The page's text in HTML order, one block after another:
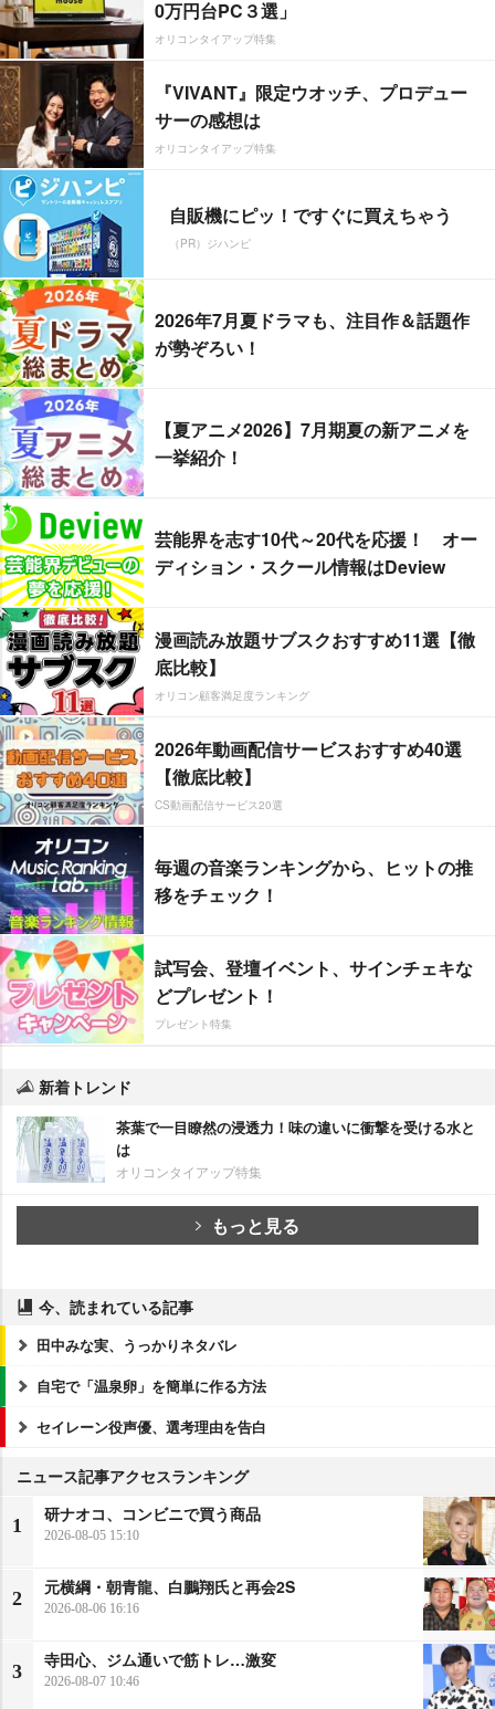
0万円台PC３選」
オリコンタイアップ特集
『VIVANT』限定ウオッチ、プロデュー
サーの感想は
オリコンタイアップ特集
自販機にピッ！ですぐに買えちゃう
（PR）ジハンピ
2026年7月夏ドラマも、注目作＆話題作
が勢ぞろい！
【夏アニメ2026】7月期夏の新アニメを
一挙紹介！
芸能界を志す10代～20代を応援！ オー
ディション・スクール情報はDeview
漫画読み放題サブスクおすすめ11選【徹
底比較】
オリコン顧客満足度ランキング
2026年動画配信サービスおすすめ40選
【徹底比較】
CS動画配信サービス20選
毎週の音楽ランキングから、ヒットの推
移をチェック！
試写会、登壇イベント、サインチェキな
どプレゼント！
プレゼント特集
新着トレンド
茶葉で一目瞭然の浸透力！味の違いに衝撃を受ける水と
は
オリコンタイアップ特集
もっと見る
今、読まれている記事
田中みな実、うっかりネタバレ
自宅で「温泉卵」を簡単に作る方法
セイレーン役声優、選考理由を告白
ニュース記事アクセスランキング
1
研ナオコ、コンビニで買う商品
2026-08-05 15:10
2
元横綱・朝青龍、白鵬翔氏と再会2S
2026-08-06 16:16
3
寺田心、ジム通いで筋トレ…激変
2026-08-07 10:46